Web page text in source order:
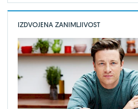
IZDVOJENA ZANIMLJIVOST